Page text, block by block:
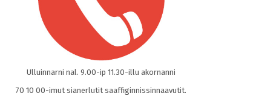
Ulluinnarni nal. 9.00-ip 11.30-illu akornanni
70 10 00-imut sianerlutit saaffiginnissinnaavutit.